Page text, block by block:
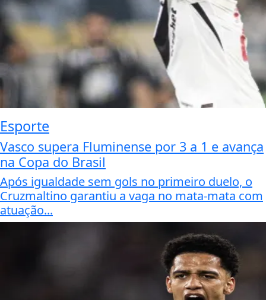
Esporte
Vasco supera Fluminense por 3 a 1 e avança
na Copa do Brasil
Após igualdade sem gols no primeiro duelo, o
Cruzmaltino garantiu a vaga no mata-mata com
atuação...